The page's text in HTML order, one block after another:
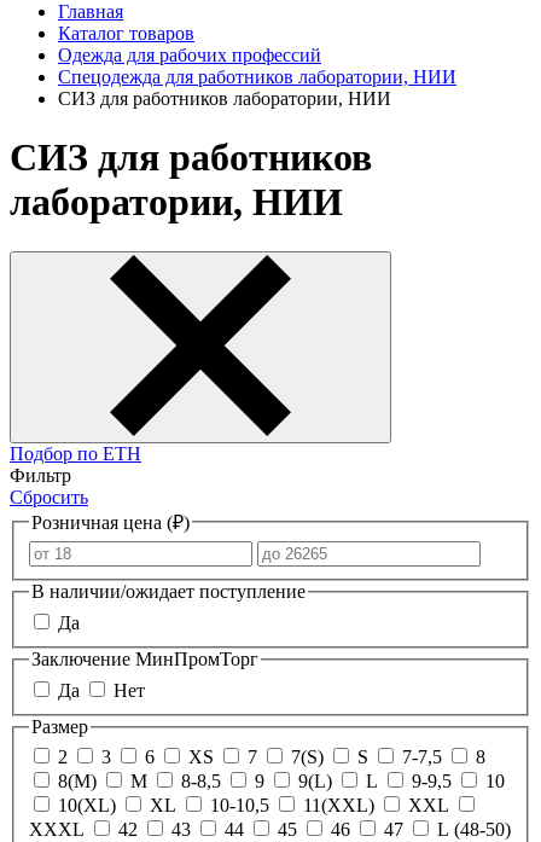
Главная
Каталог товаров
Одежда для рабочих профессий
Спецодежда для работников лаборатории, НИИ
СИЗ для работников лаборатории, НИИ
СИЗ для работников
лаборатории, НИИ
Подбор по ЕТН
Фильтр
Сбросить
Розничная цена (₽)
В наличии/ожидает поступление
Да
Заключение МинПромТорг
Да
Нет
Размер
2
3 6 XS 7 7(S) S 7-7,5
8
8(М)
M 8-8,5 9 9(L) L 9-9,5
10
10(XL)
XL 10-10,5 11(XXL)
XXL
XXXL
42 43 44 45 46 47
L (48-50)